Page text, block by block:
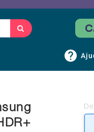
De